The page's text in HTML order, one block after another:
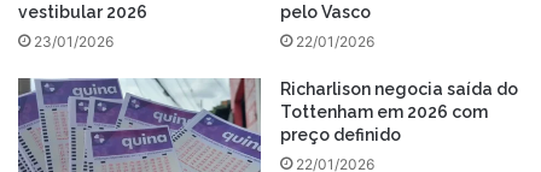
vestibular 2026
23/01/2026
pelo Vasco
22/01/2026
Richarlison negocia saída do
Tottenham em 2026 com
preço definido
22/01/2026